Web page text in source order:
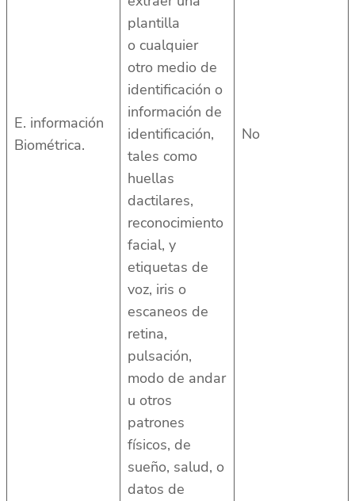
E. información
Biométrica.
plantilla
o cualquier
otro medio de
identificación o
información de
identificación,
tales como
huellas
dactilares,
reconocimiento
facial, y
etiquetas de
voz, iris o
escaneos de
retina,
pulsación,
modo de andar
u otros
patrones
físicos, de
sueño, salud, o
datos de
No